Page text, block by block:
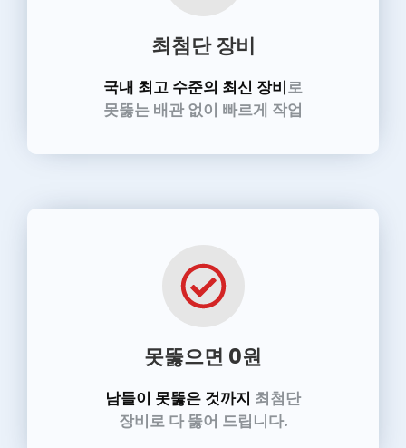
최첨단 장비
국내 최고 수준의 최신 장비로
못뚫는 배관 없이 빠르게 작업
못뚫으면 0원
남들이 못뚫은 것까지 최첨단
장비로 다 뚫어 드립니다.